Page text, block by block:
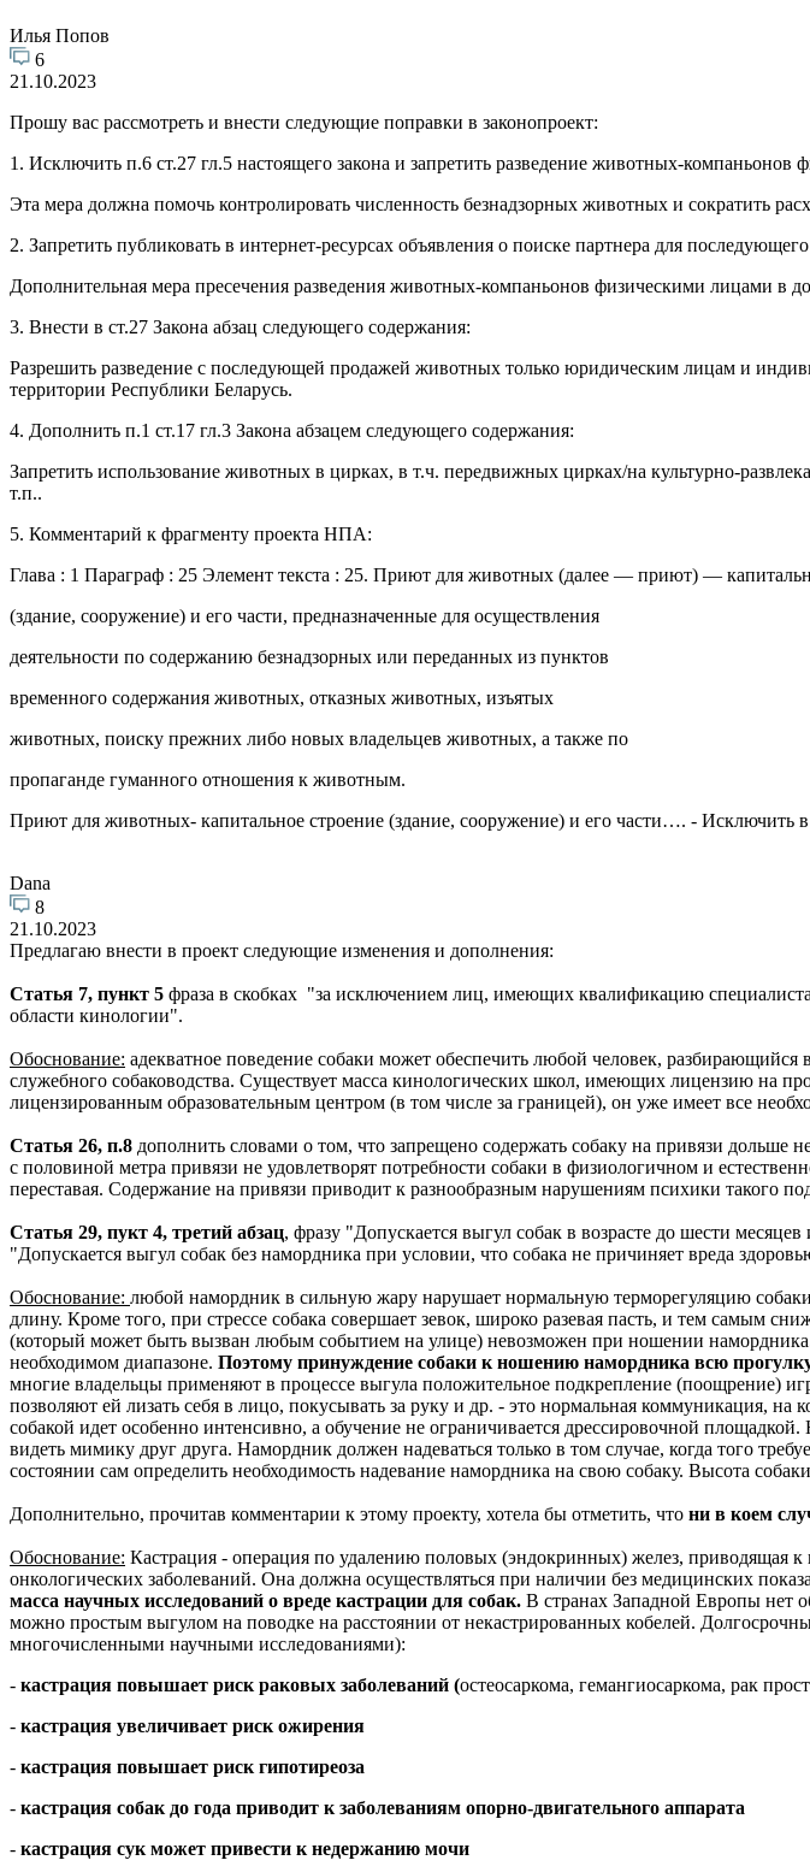
Илья Попов
6
21.10.2023
Прошу вас рассмотреть и внести следующие поправки в законопроект:
1. Исключить п.6 ст.27 гл.5 настоящего закона и запретить разведение животных-
Эта мера должна помочь контролировать численность безнадзорных животных и сократить
2. Запретить публиковать в интернет-ресурсах объявления о поиске партнера для
Дополнительная мера пресечения разведения животных-компаньонов физическими лицами в
3. Внести в ст.27 Закона абзац следующего содержания:
Разрешить разведение с последующей продажей животных только юридическим лицам и
территории Республики Беларусь.
4. Дополнить п.1 ст.17 гл.3 Закона абзацем следующего содержания:
Запретить использование животных в цирках, в т.ч. передвижных цирках/на культурно-
т.п..
5. Комментарий к фрагменту проекта НПА:
Глава : 1 Параграф : 25 Элемент текста : 25. Приют для животных (далее — приют) —
(здание, сооружение) и его части, предназначенные для осуществления
деятельности по содержанию безнадзорных или переданных из пунктов
временного содержания животных, отказных животных, изъятых
животных, поиску прежних либо новых владельцев животных, а также по
пропаганде гуманного отношения к животным.
Приют для животных- капитальное строение (здание, сооружение) и его части…. - Исключить
Dana
8
21.10.2023
Предлагаю внести в проект следующие изменения и дополнения:
Статья 7, пункт 5 фраза в скобках "за исключением лиц, имеющих квалификацию
области кинологии".
Обоснование: адекватное поведение собаки может обеспечить любой человек,
служебного собаководства. Существует масса кинологических школ, имеющих лицензию на
лицензированным образовательным центром (в том числе за границей), он уже имеет все
Статья 26, п.8 дополнить словами о том, что запрещено содержать собаку на привязи дольше
с половиной метра привязи не удовлетворят потребности собаки в физиологичном и
переставая. Содержание на привязи приводит к разнообразным нарушениям психики такого
Статья 29, пукт 4, третий абзац, фразу "Допускается выгул собак в возрасте до шести
"Допускается выгул собак без намордника при условии, что собака не причиняет вреда
Обоснование: любой намордник в сильную жару нарушает нормальную терморегуляцию
длину. Кроме того, при стрессе собака совершает зевок, широко разевая пасть, и тем самым
(который может быть вызван любым событием на улице) невозможен при ношении
необходимом диапазоне. Поэтому принуждение собаки к ношению намордника всю
многие владельцы применяют в процессе выгула положительное подкрепление (поощрение)
позволяют ей лизать себя в лицо, покусывать за руку и др. - это нормальная коммуникация,
собакой идет особенно интенсивно, а обучение не ограничивается дрессировочной
видеть мимику друг друга. Намордник должен надеваться только в том случае, когда того
состоянии сам определить необходимость надевание намордника на свою собаку. Высота
Дополнительно, прочитав комментарии к этому проекту, хотела бы отметить, что ни в коем
Обоснование: Кастрация - операция по удалению половых (эндокринных) желез, приводящая
онкологических заболеваний. Она должна осуществляться при наличии без медицинских
масса научных исследований о вреде кастрации для собак. В странах Западной Европы нет
можно простым выгулом на поводке на расстоянии от некастрированных кобелей.
многочисленными научными исследованиями):
- кастрация повышает риск раковых заболеваний (остеосаркома, гемангиосаркома, рак
- кастрация увеличивает риск ожирения
- кастрация повышает риск гипотиреоза
- кастрация собак до года приводит к заболеваниям опорно-двигательного аппарата
- кастрация сук может привести к недержанию мочи